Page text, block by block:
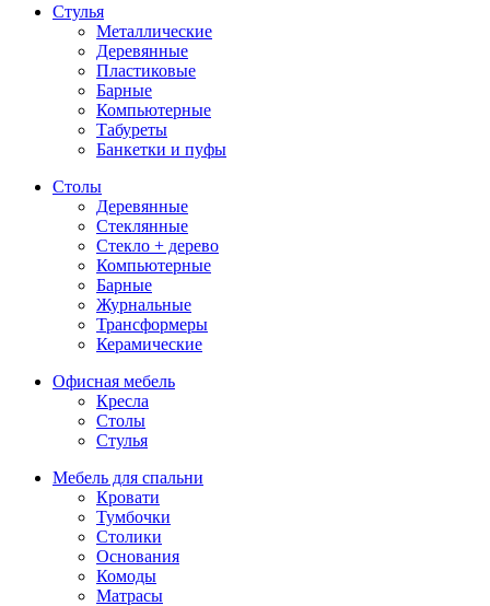
Стулья
Металлические
Деревянные
Пластиковые
Барные
Компьютерные
Табуреты
Банкетки и пуфы
Столы
Деревянные
Стеклянные
Стекло + дерево
Компьютерные
Барные
Журнальные
Трансформеры
Керамические
Офисная мебель
Кресла
Столы
Стулья
Мебель для спальни
Кровати
Тумбочки
Столики
Основания
Комоды
Матрасы